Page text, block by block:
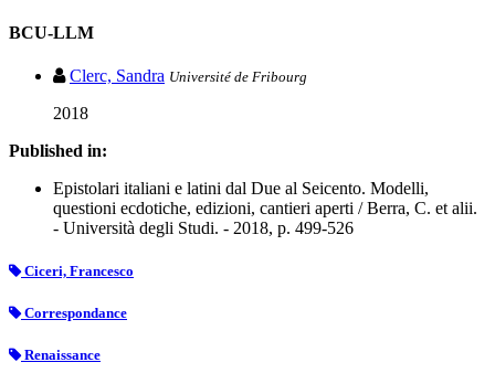
BCU-LLM
Clerc, Sandra Université de Fribourg
2018
Published in:
Epistolari italiani e latini dal Due al Seicento. Modelli,
questioni ecdotiche, edizioni, cantieri aperti / Berra, C. et alii.
- Università degli Studi. - 2018, p. 499-526
Ciceri, Francesco
Correspondance
Renaissance